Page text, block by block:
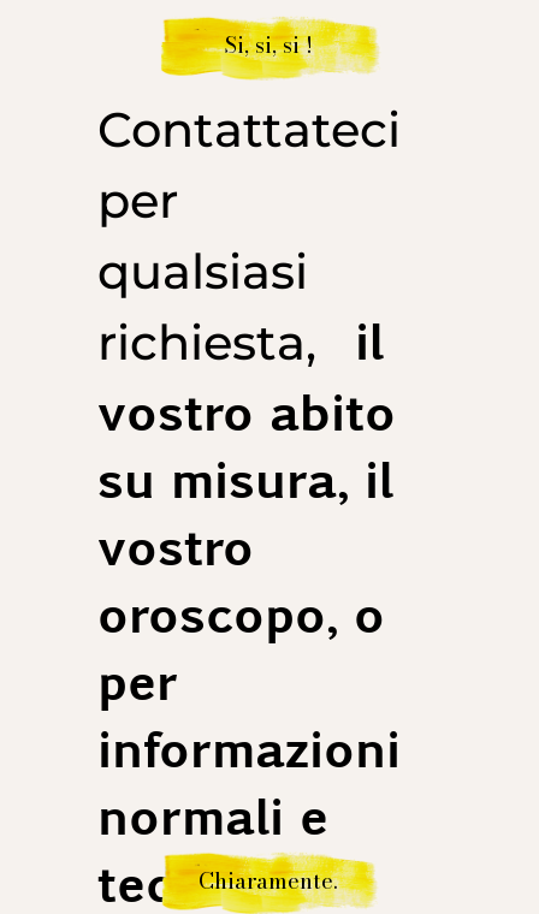
Contattateci
per
qualsiasi
richiesta,
il
vostro abito
su misura, il
vostro
oroscopo, o
per
informazioni
normali e
tediose.
Si, si, si !
Chiaramente.